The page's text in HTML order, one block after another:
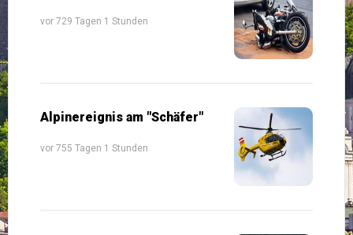
vor 729 Tagen 1 Stunden
Alpinereignis am "Schäfer"
vor 755 Tagen 1 Stunden